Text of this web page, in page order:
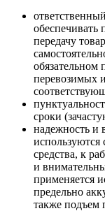
обеспечивать
передачу
обязательном
перевозимых
сроки
надежность и
используются
средства, к
и
применяется
предельно
также подъем